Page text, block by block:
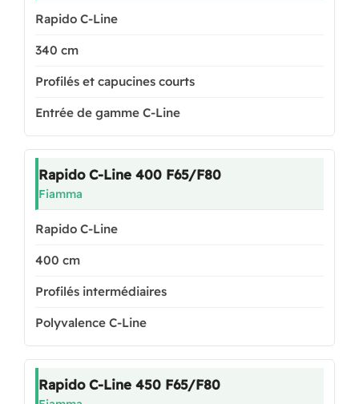
Rapido C-Line
340 cm
Profilés et capucines courts
Entrée de gamme C-Line
Rapido C-Line 400 F65/F80
Fiamma
Rapido C-Line
400 cm
Profilés intermédiaires
Polyvalence C-Line
Rapido C-Line 450 F65/F80